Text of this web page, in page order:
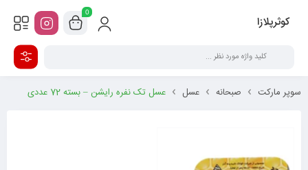
کوثرپلازا
0
سوپر مارکت صبحانه عسل عسل تک نفره رایشن – بسته 72 عددی